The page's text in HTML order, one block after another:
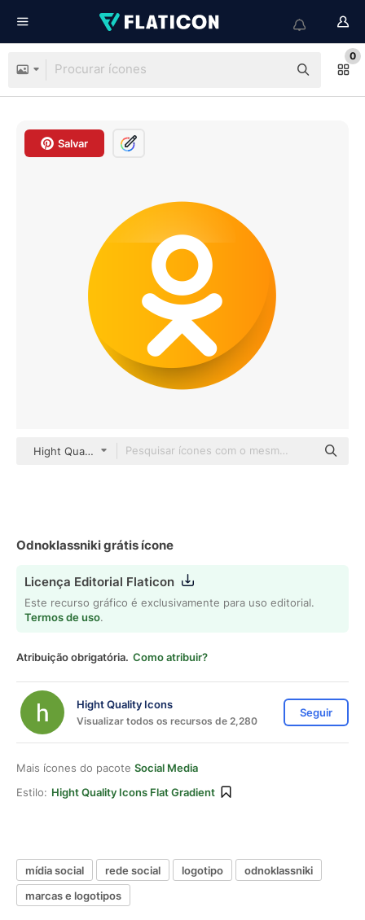
0
Salvar
Hight Quality Icons Flat Gradient
Odnoklassniki grátis ícone
Licença Editorial Flaticon
Este recurso gráfico é exclusivamente para uso editorial.
Termos de uso.
Atribuição obrigatória. Como atribuir?
Hight Quality Icons
Visualizar todos os recursos de 2,280
Seguir
Mais ícones do pacote Social Media
Estilo: Hight Quality Icons Flat Gradient
mídia social rede social logotipo
odnoklassniki
marcas e logotipos